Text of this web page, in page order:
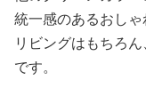
統一感のあるおしゃ
リビングはもちろ
です。